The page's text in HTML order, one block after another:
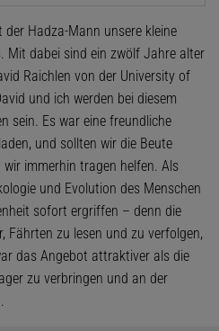
Hadza-Mann unsere kleine
Mit dabei sind ein zwölf Jahre alter
Raichlen von der University of
und ich werden bei diesem
sein. Es war eine freundliche
und sollten wir die Beute
immerhin tragen helfen. Als
und Evolution des Menschen
sofort ergriffen – denn die
Fährten zu lesen und zu verfolgen,
das Angebot attraktiver als die
zu verbringen und an der